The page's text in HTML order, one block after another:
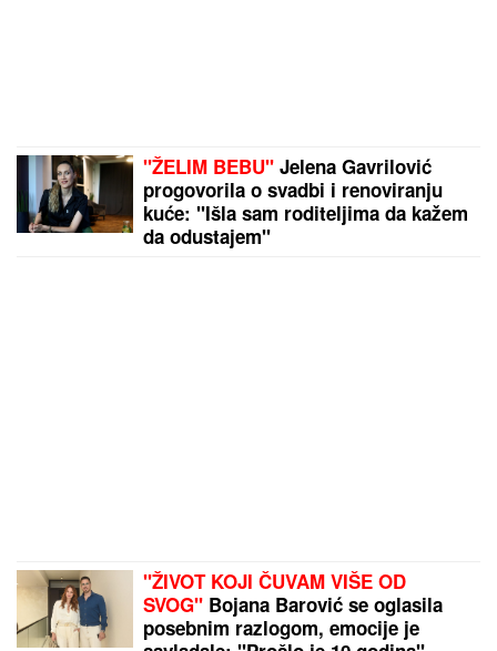
"ŽELIM BEBU" Jelena Gavrilović
progovorila o svadbi i renoviranju
kuće: "Išla sam roditeljima da kažem
da odustajem"
"ŽIVOT KOJI ČUVAM VIŠE OD
SVOG" Bojana Barović se oglasila
posebnim razlogom, emocije je